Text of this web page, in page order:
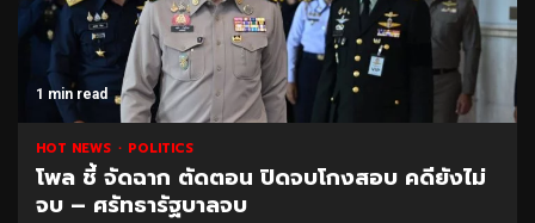
1 min read
HOT NEWS POLITICS
โพล ชี้ จัดฉาก ตัดตอน ปิดจบโกงสอบ คดียังไม่
จบ – ศรัทธารัฐบาลจบ